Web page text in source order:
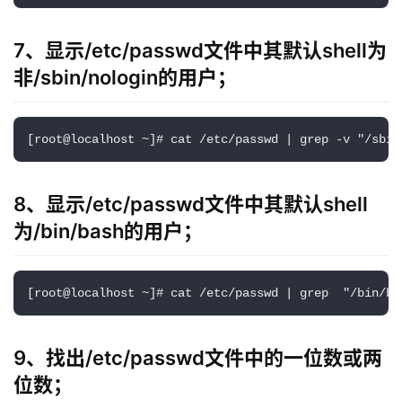
7、显示/etc/passwd文件中其默认shell为
非/sbin/nologin的用户；
[root@localhost ~]# cat /etc/passwd | grep -v "/
8、显示/etc/passwd文件中其默认shell
为/bin/bash的用户；
[root@localhost ~]# cat /etc/passwd | grep  "/bin/
9、找出/etc/passwd文件中的一位数或两
位数；